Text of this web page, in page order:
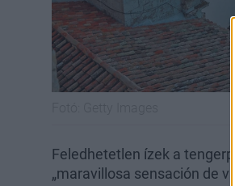
Feledhetetlen ízek a
„maravillosa sensación de